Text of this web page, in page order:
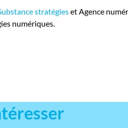
stratégieset Agence
numériques.